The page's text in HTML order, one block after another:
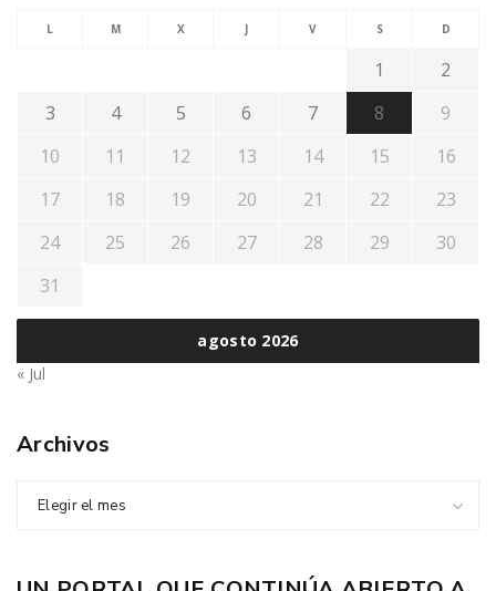
agosto 2026
L M X J V S D
1
2
3
4 5 6 7 8
9
10
11 12 13 14 15
16
17
18 19 20 21 22
23
24
25 26 27 28 29
30
31
« Jul
Archivos
Elegir el mes